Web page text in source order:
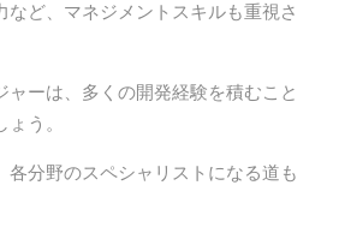
など、マネジメントスキルも重視さ
ャーは、多くの開発経験を積むこと
う。
各分野のスペシャリストになる道も